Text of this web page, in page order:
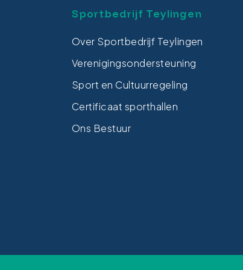
Sportbedrijf Teylingen
Over Sportbedrijf Teylingen
Verenigingsondersteuning
Sport en Cultuurregeling
Certificaat sporthallen
Ons Bestuur